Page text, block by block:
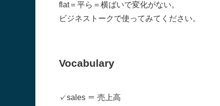
レ
flat＝平ら＝横ばいで変化がない。
ビジネストークで使ってみてください。
Vocabulary
✓sales ＝ 売上高